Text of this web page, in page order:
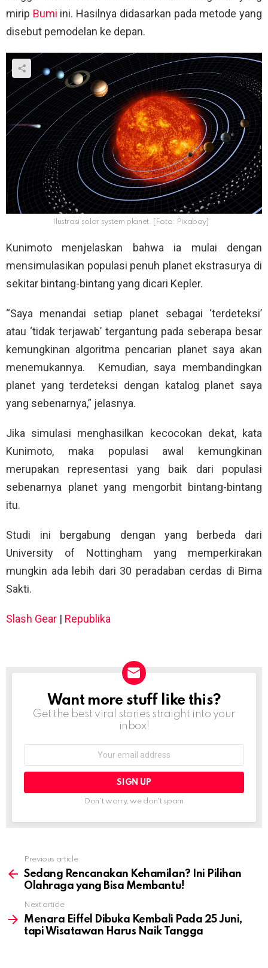
mirip Bumi ini. Hasilnya didasarkan pada metode yang
disebut pemodelan ke depan.
Ilustrasi solar system planet. [Foto: Pixabay]
Kunimoto menjelaskan bahwa ia mulai dengan
mensimulasikan populasi penuh planet ekstrasurya di
sekitar bintang-bintang yang dicari Kepler.
“Saya menandai setiap planet sebagai ‘terdeteksi’
atau ‘tidak terjawab’ tergantung pada seberapa besar
kemungkinan algoritma pencarian planet saya akan
menemukannya. Kemudian, saya membandingkan
planet yang terdeteksi dengan katalog planet saya
yang sebenarnya,” jelasnya.
Jika simulasi menghasilkan kecocokan dekat, kata
Kunimoto, maka populasi awal kemungkinan
merupakan representasi yang baik dari populasi
sebenarnya planet yang mengorbit bintang-bintang
itu.
Studi ini bergabung dengan yang berbeda dari
University of Nottingham yang memperkirakan
mungkin ada lebih dari 30 peradaban cerdas di Bima
Sakti.
Slash Gear | Republika
NEWSLETTER
Want more stuff like this?
Get the best viral stories straight into your
inbox!
Don't worry, we don't spam
more
Previous article
Sedang Rencanakan Kehamilan? Ini Pilihan
Olahraga yang Bisa Membantu!
Next article
Menara Eiffel Dibuka Kembali Pada 25 Juni,
tapi Wisatawan Harus Naik Tangga